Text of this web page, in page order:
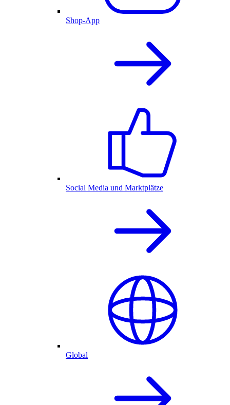
Shop-App
Social Media und Marktplätze
Global